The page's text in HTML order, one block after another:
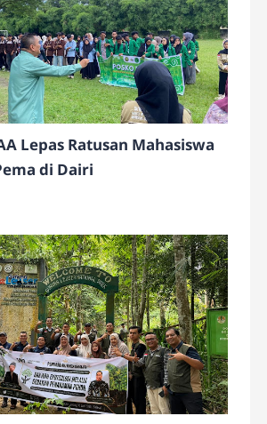
Lepas Ratusan Mahasiswa
di Dairi